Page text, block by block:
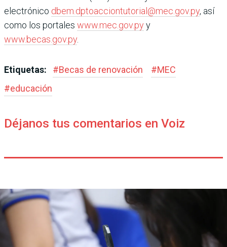
electrónico dbem.dptoacciontutorial@mec.gov.py, así
como los portales www.mec.gov.pyy
www.becas.gov.py.
Etiquetas: #Becas de renovación #MEC
#educación
Déjanos tus comentarios en Voiz